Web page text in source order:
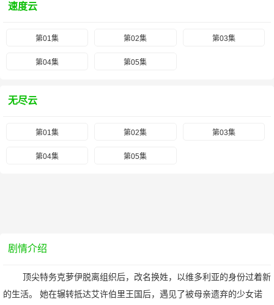
速度云
第01集 第02集 第03集
第04集 第05集
无尽云
第01集 第02集 第03集
第04集 第05集
剧情介绍
顶尖特务克萝伊脱离组织后，改名换姓，以维多利亚的身份过着新
的生活。 她在辗转抵达艾许伯里王国后，遇见了被母亲遗弃的少女诺